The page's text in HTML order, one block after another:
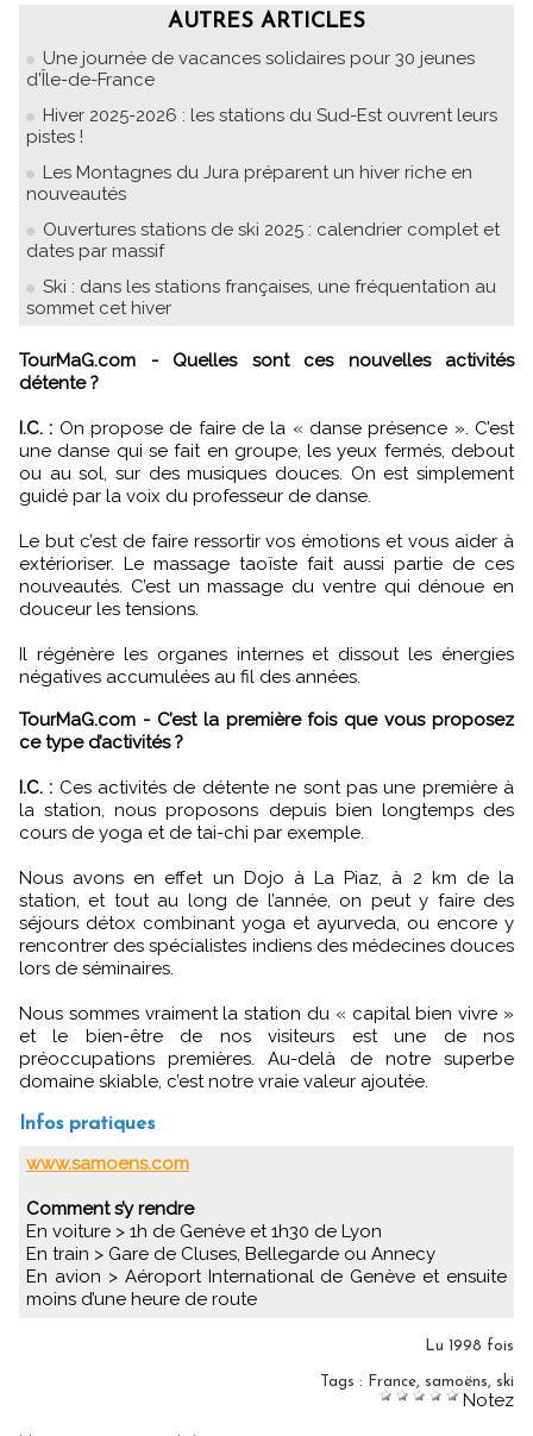
AUTRES ARTICLES
Une journée de vacances solidaires pour 30 jeunes
d'Île-de-France
Hiver 2025-2026 : les stations du Sud-Est ouvrent leurs
pistes !
Les Montagnes du Jura préparent un hiver riche en
nouveautés
Ouvertures stations de ski 2025 : calendrier complet et
dates par massif
Ski : dans les stations françaises, une fréquentation au
sommet cet hiver
TourMaG.com - Quelles sont ces nouvelles activités
détente ?
I.C. : On propose de faire de la « danse présence ». C’est
une danse qui se fait en groupe, les yeux fermés, debout
ou au sol, sur des musiques douces. On est simplement
guidé par la voix du professeur de danse.
Le but c’est de faire ressortir vos émotions et vous aider à
extérioriser. Le massage taoïste fait aussi partie de ces
nouveautés. C’est un massage du ventre qui dénoue en
douceur les tensions.
Il régénère les organes internes et dissout les énergies
négatives accumulées au fil des années.
TourMaG.com - C’est la première fois que vous proposez
ce type d’activités ?
I.C. : Ces activités de détente ne sont pas une première à
la station, nous proposons depuis bien longtemps des
cours de yoga et de tai-chi par exemple.
Nous avons en effet un Dojo à La Piaz, à 2 km de la
station, et tout au long de l’année, on peut y faire des
séjours détox combinant yoga et ayurveda, ou encore y
rencontrer des spécialistes indiens des médecines douces
lors de séminaires.
Nous sommes vraiment la station du « capital bien vivre »
et le bien-être de nos visiteurs est une de nos
préoccupations premières. Au-delà de notre superbe
domaine skiable, c’est notre vraie valeur ajoutée.
Infos pratiques
www.samoens.com
Comment s’y rendre
En voiture > 1h de Genève et 1h30 de Lyon
En train > Gare de Cluses, Bellegarde ou Annecy
En avion > Aéroport International de Genève et ensuite
moins d’une heure de route
Lu 1998 fois
Tags : France, samoëns, ski
Notez